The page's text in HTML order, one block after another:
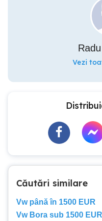
Vezi
Căutări similare
Vw până în 1500 EUR
Vw Bora sub 1500 EUR